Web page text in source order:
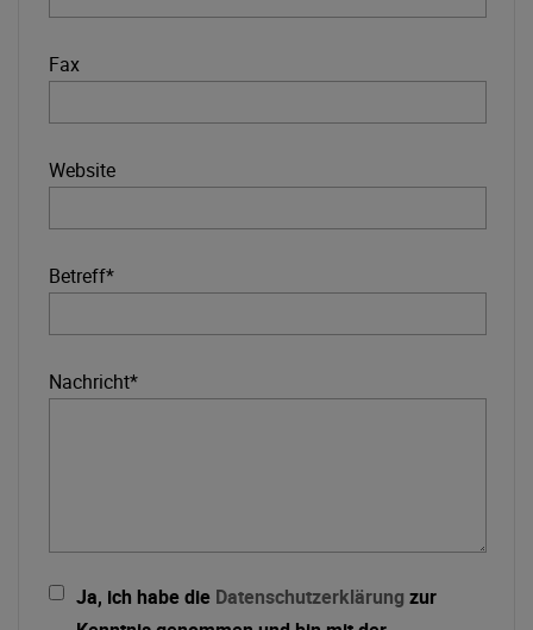
Fax
Website
Betreff*
Nachricht*
Ja, ich habe die Datenschutzerklärung zur